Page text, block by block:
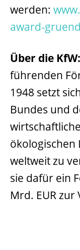
werden:
award-
Über die KfW:
führenden
1948 setzt
Bundes und
ökologischen
weltweit zu
sie dafür ein
Mrd. EUR